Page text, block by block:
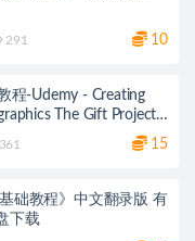
291 10
程-Udemy - Creating
Gift Project
361 15
础教程》中文翻录版 有
下载